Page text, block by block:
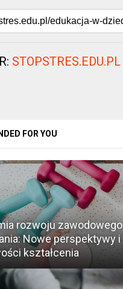
STOPSTRES.EDU.PL
FOR YOU
rozwoju zawodowego
Nowe perspektywy i
kształcenia